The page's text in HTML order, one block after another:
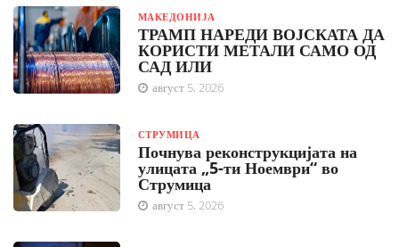
МАКЕДОНИЈА
ТРАМП НАРЕДИ ВОЈСКАТА ДА
КОРИСТИ МЕТАЛИ САМО ОД
САД ИЛИ
август 5, 2026
СТРУМИЦА
Почнува реконструкцијата на
улицата „5-ти Ноември“ во
Струмица
август 5, 2026